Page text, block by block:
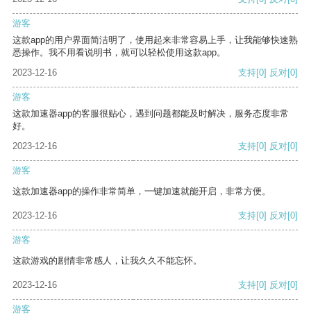
游客
这款app的用户界面简洁明了，使用起来非常容易上手，让我能够快速熟
悉操作。我不用看说明书，就可以轻松使用这款app。
2023-12-16
支持[0] 反对[0]
游客
这款加速器app的客服很贴心，遇到问题都能及时解决，服务态度非常
好。
2023-12-16
支持[0] 反对[0]
游客
这款加速器app的操作非常简单，一键加速就能开启，非常方便。
2023-12-16 支持[0] 反对[0]
游客
这款游戏的剧情非常感人，让我久久不能忘怀。
2023-12-16 支持[0] 反对[0]
游客